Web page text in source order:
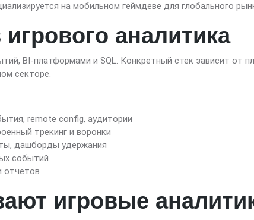
на мобильном геймдеве для глобального
аналитика
BI-платформами и SQL. Конкретный стек зависит от
секторе.
remote config, аудитории
трекинг и воронки
дашборды удержания
событий
отчётов
игровые